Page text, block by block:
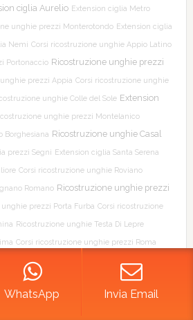
ciglia Aurelio Extension ciglia Metro
unghie prezzi Monterotondo Extension ciglia
Nemi Corsi ricostruzione unghie Appio Latino
Portonaccio Ricostruzione unghie prezzi
prezzi Appia Corsi ricostruzione unghie
unghie Colle del Sole Extension
unghie prezzi Montelanico
Borghesiana Ricostruzione unghie Casal
prezzi Segni Extension ciglia Santa Serena
Corsi ricostruzione unghie Roviano
Romano Ricostruzione unghie prezzi
prezzi Porta Furba Corsi ricostruzione
Ricostruzione unghie Testa Di Lepre
Corsi ricostruzione unghie prezzi Roma
Castel Romano
prezzi Monte Migliore Extension ciglia prezzi
Romanina Corsi ricostruzione unghie
WhatsApp Invia Email